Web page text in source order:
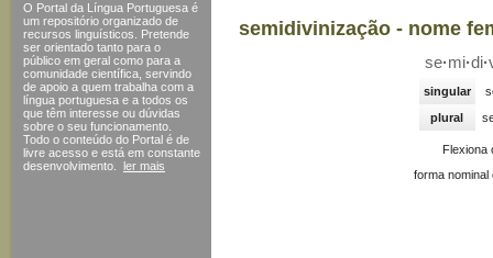
O Portal da Língua Portuguesa é
um repositório organizado de
recursos linguísticos. Pretende
ser orientado tanto para o
público em geral como para a
comunidade científica, servindo
de apoio a quem trabalha com a
língua portuguesa e a todos os
que têm interesse ou dúvidas
sobre o seu funcionamento.
Todo o conteúdo do Portal é de
livre acesso e está em constante
desenvolvimento.
ler mais
semidivinização - nome
se·mi·di·
singular
plural
Flexiona
forma